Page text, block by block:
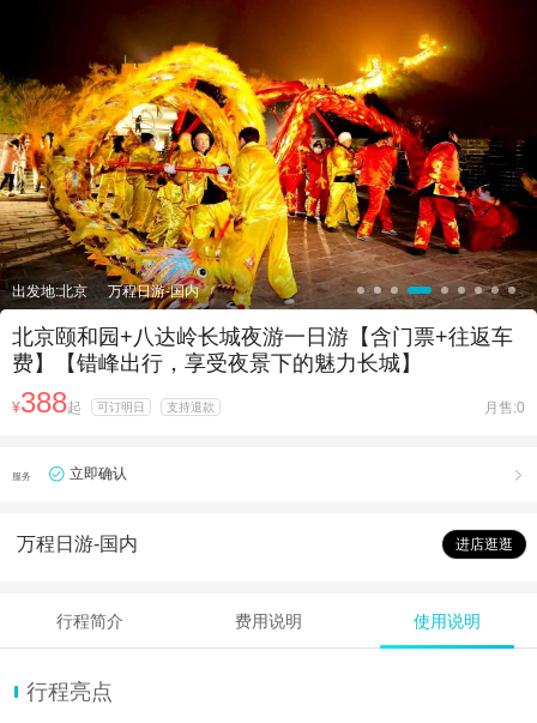
出发地:北京 万程日游-国内
北京颐和园+八达岭长城夜游一日游【含门票+往返车
费】【错峰出行，享受夜景下的魅力长城】
¥388起 可订明日 支持退款 月售:0
服务 立即确认 
万程日游-国内 进店逛逛
行程简介 费用说明 使用说明
行程亮点